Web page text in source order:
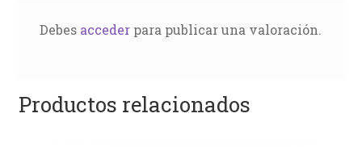
Debes accederpara publicar una valoración.
Productos relacionados